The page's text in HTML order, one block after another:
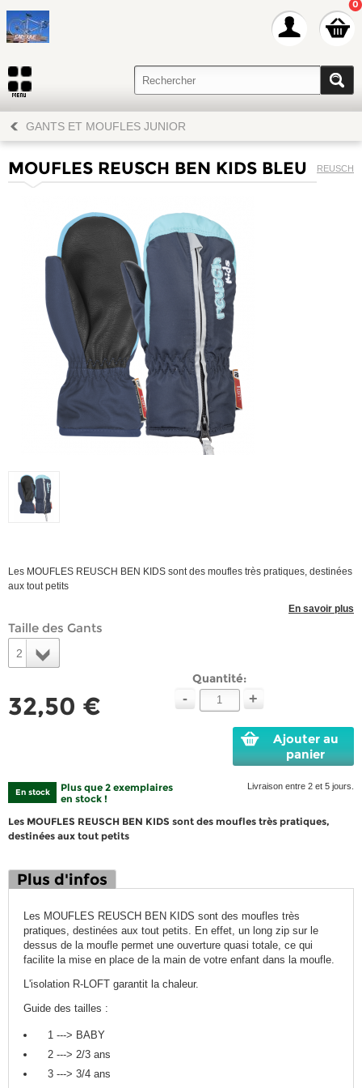
0
GANTS ET MOUFLES JUNIOR
REUSCH
MOUFLES REUSCH BEN KIDS BLEU
Les MOUFLES REUSCH BEN KIDS sont des moufles très pratiques, destinées
aux tout petits
En savoir plus
Taille des Gants
2
32,50 €
Quantité:
- +
Ajouter au
panier
En stock
Plus que 2 exemplaires
en stock !
Livraison entre 2 et 5 jours.
Les MOUFLES REUSCH BEN KIDS sont des moufles très pratiques,
destinées aux tout petits
Plus d'infos
Les MOUFLES REUSCH BEN KIDS sont des moufles très
pratiques, destinées aux tout petits. En effet, un long zip sur le
dessus de la moufle permet une ouverture quasi totale, ce qui
facilite la mise en place de la main de votre enfant dans la moufle.
L'isolation R-LOFT garantit la chaleur.
Guide des tailles :
1 ---> BABY
2 ---> 2/3 ans
3 ---> 3/4 ans